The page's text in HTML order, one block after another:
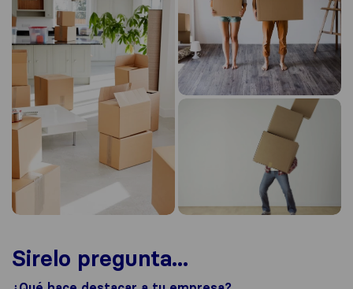
Sirelo pregunta...